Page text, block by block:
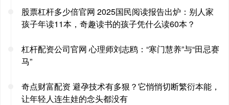
股票杠杆多少倍官网 2025国民阅读报告出炉：别人家
孩子年读11本，奇趣读书的孩子凭什么读60本？
杠杆配资公司官网 心理师刘志鸥：“寒门慧养”与“田忌赛
马”
奇点财富配资 避孕技术有多狠？它悄悄切断繁衍本能，
让年轻人连生娃的念头都没有